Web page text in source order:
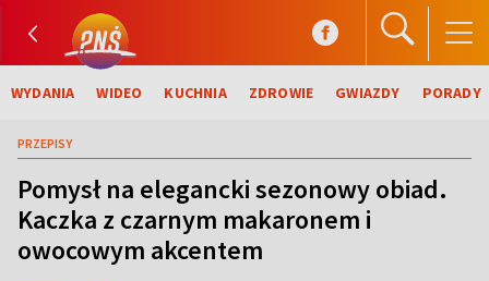
WYDANIA WIDEO KUCHNIA ZDROWIE GWIAZDY PORADY
PRZEPISY
Pomysł na elegancki sezonowy obiad.
Kaczka z czarnym makaronem i
owocowym akcentem